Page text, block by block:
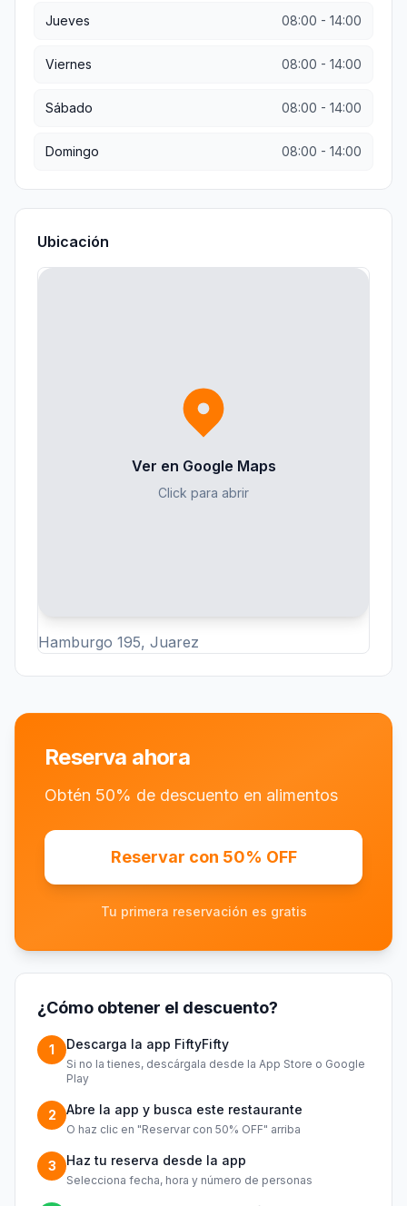
Jueves 08:00 - 14:00
Viernes 08:00 - 14:00
Sábado 08:00 - 14:00
Domingo 08:00 - 14:00
Ubicación
Ver en Google Maps
Click para abrir
Hamburgo 195, Juarez
Reserva ahora
Obtén 50% de descuento en alimentos
Reservar con 50% OFF
Tu primera reservación es gratis
¿Cómo obtener el descuento?
1 Descarga la app FiftyFifty
Si no la tienes, descárgala desde la App Store o Google
Play
2 Abre la app y busca este restaurante
O haz clic en "Reservar con 50% OFF" arriba
3 Haz tu reserva desde la app
Selecciona fecha, hora y número de personas